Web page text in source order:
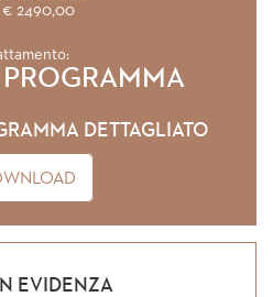
€ 2490,00
DETTAGLIATO
EVIDENZA